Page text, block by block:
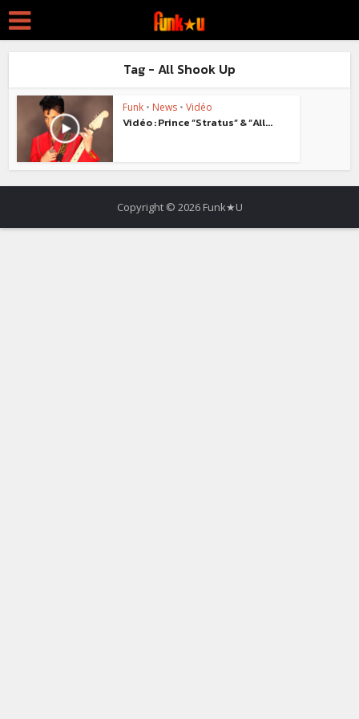
Tag - All Shook Up
Funk • News • Vidéo
Vidéo : Prince “Stratus” & “All...
Copyright © 2026 Funk★U